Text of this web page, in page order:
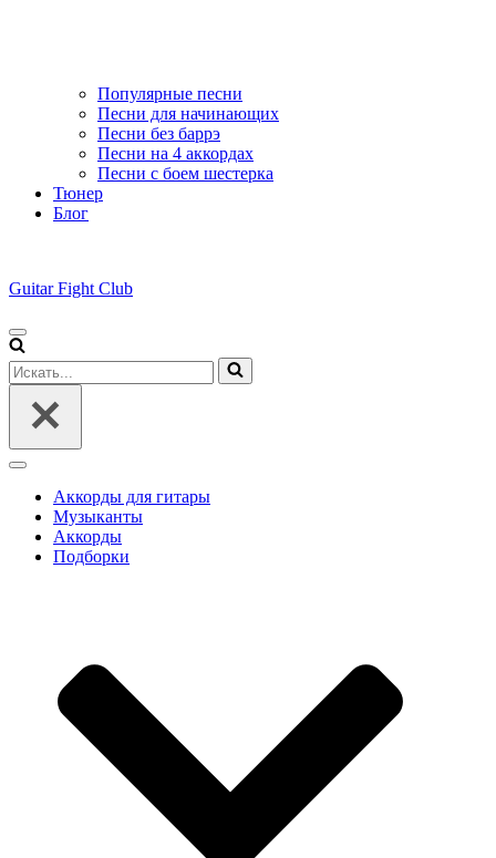
Популярные песни
Песни для начинающих
Песни без баррэ
Песни на 4 аккордах
Песни с боем шестерка
Тюнер
Блог
Guitar Fight Club
Меню
навигации
Искать...
Меню
навигацииАккорды для гитары
Музыканты
Аккорды
Подборки